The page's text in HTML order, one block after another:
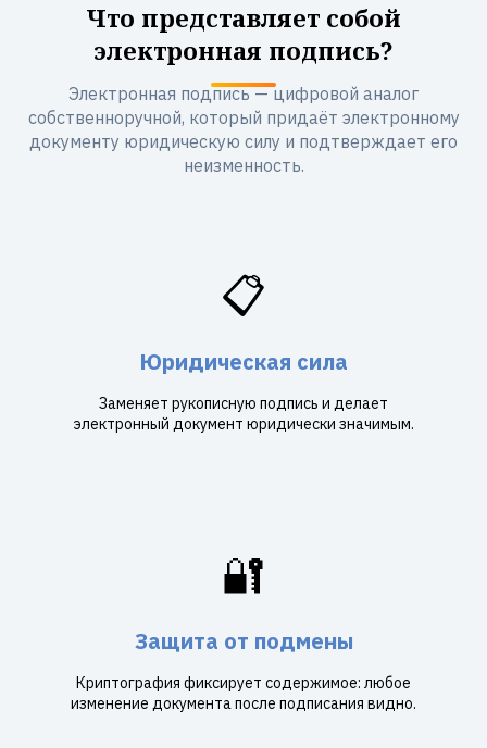
Что представляет собой
электронная подпись?
Электронная подпись — цифровой аналог
собственноручной, который придаёт электронному
документу юридическую силу и подтверждает его
неизменность.
📋
Юридическая сила
Заменяет рукописную подпись и делает
электронный документ юридически значимым.
🔐
Защита от подмены
Криптография фиксирует содержимое: любое
изменение документа после подписания видно.